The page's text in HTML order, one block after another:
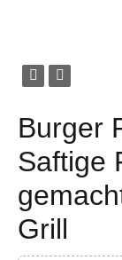
Burger
Saftige
Grill